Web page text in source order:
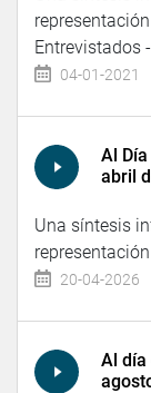
Entrevistados
04-01-2021
Al
abril
Una síntesis
20-04-2026
Al día